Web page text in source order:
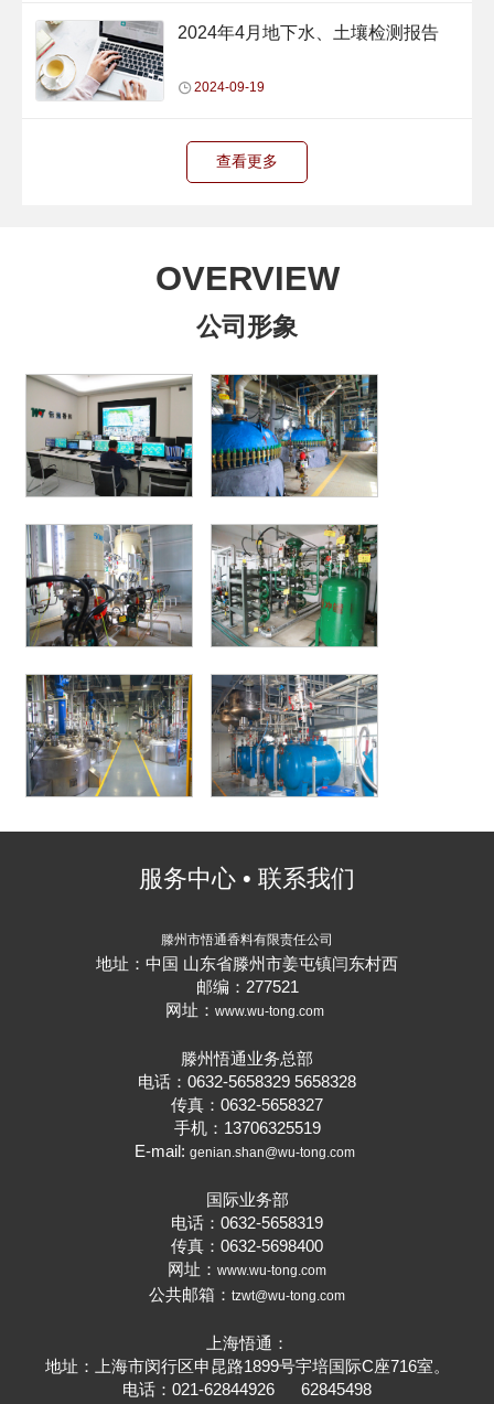
2024年4月地下水、土壤检测报告
2024-09-19
查看更多
OVERVIEW
公司形象
服务中心 • 联系我们
滕州市悟通香料有限责任公司
地址：中国 山东省滕州市姜屯镇闫东村西
邮编：277521
网址： www.wu-tong.com
滕州悟通业务总部
电话：0632-5658329 5658328
传真：0632-5658327
手机：13706325519
E-mail: genian.shan@wu-tong.com
国际业务部
电话：0632-5658319
传真：0632-5698400
网址： www.wu-tong.com
公共邮箱： tzwt@wu-tong.com
上海悟通：
地址：上海市闵行区申昆路1899号宇培国际C座716室。
电话：021-62844926 62845498